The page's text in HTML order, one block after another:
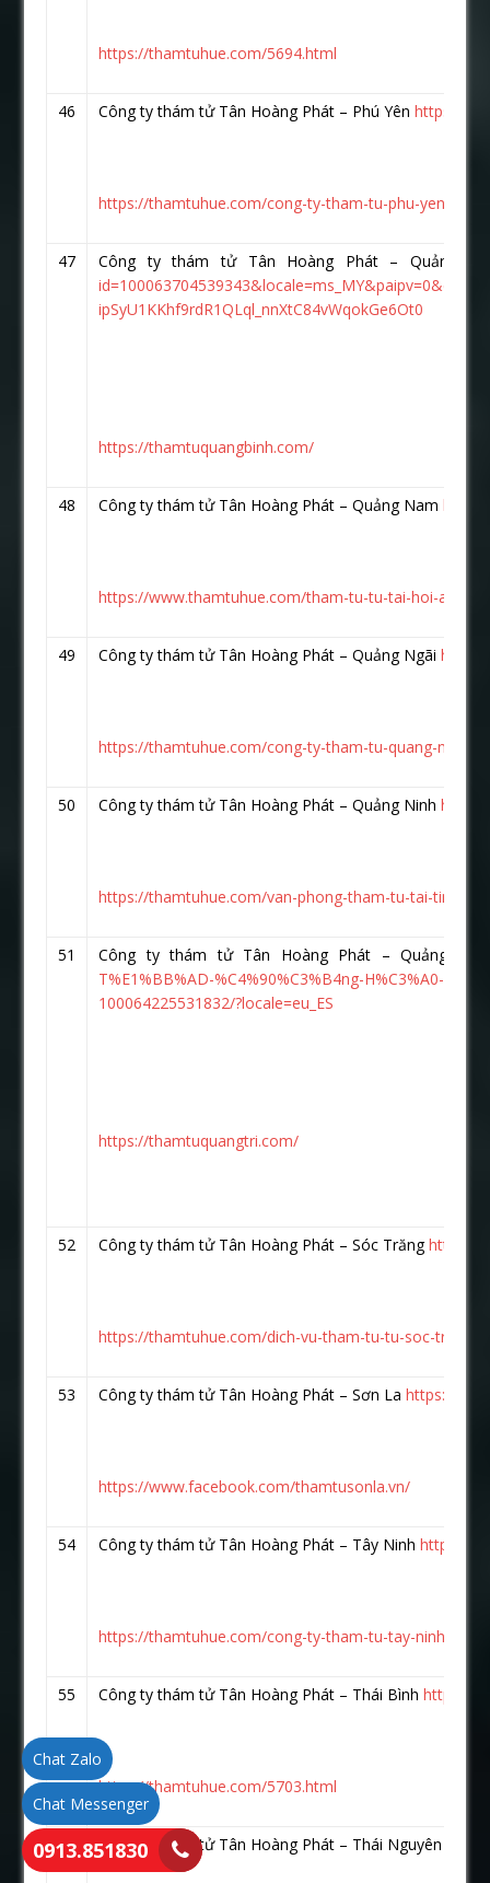
https://thamtuhue.com/5694.html
46 Công ty thám tử Tân Hoàng Phát – Phú Yênhttps://
https://thamtuhue.com/cong-ty-tham-tu-phu-yen-uy-
47
Công ty thám tử Tân Hoàng Phát – Quảng
ipSyU1KKhf9rdR1QLql_nnXtC84vWqokGe6Ot0
https://thamtuquangbinh.com/
48 Công ty thám tử Tân Hoàng Phát – Quảng Nam
https://www.thamtuhue.com/tham-tu-tu-tai-hoi-an-
49 Công ty thám tử Tân Hoàng Phát – Quảng Ngãi
https://thamtuhue.com/cong-ty-tham-tu-quang-ngai-
50 Công ty thám tử Tân Hoàng Phát – Quảng Ninh
https://thamtuhue.com/van-phong-tham-tu-tai-tinh-
51 Công ty thám tử Tân Hoàng Phát – Quảng Trị
T%E1%BB%AD-%C4%90%C3%B4ng-H%C3%A0-
100064225531832/?locale=eu_ES
https://thamtuquangtri.com/
52 Công ty thám tử Tân Hoàng Phát – Sóc Trănghttps://
https://thamtuhue.com/dich-vu-tham-tu-tu-soc-
53 Công ty thám tử Tân Hoàng Phát – Sơn Lahttps://
https://www.facebook.com/thamtusonla.vn/
54 Công ty thám tử Tân Hoàng Phát – Tây Ninhhttps://
https://thamtuhue.com/cong-ty-tham-tu-tay-ninh-uy-
55 Công ty thám tử Tân Hoàng Phát – Thái Bìnhhttps://
https://thamtuhue.com/5703.html
56 Công ty thám tử Tân Hoàng Phát – Thái Nguyên
Chat Zalo
Chat Messenger
0913.851830